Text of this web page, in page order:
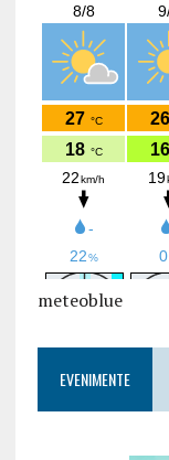
meteoblue
EVENIMENTE